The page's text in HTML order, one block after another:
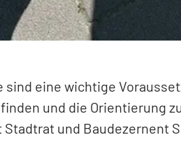
sind eine wichtige
und die Orientierung
Stadtrat und Baudezernent